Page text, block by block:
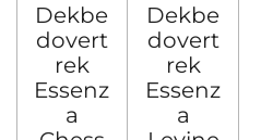
Dekbe
dovert
rek
Essenz
a
Dekbe
dovert
rek
Essenz
a